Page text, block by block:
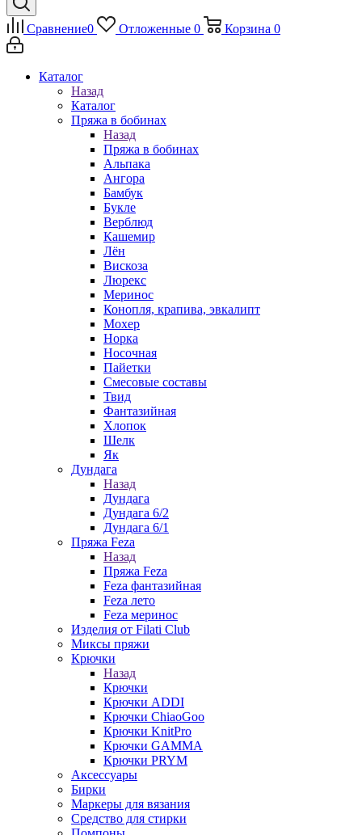
Сравнение0 Отложенные 0 Корзина 0
Каталог
Назад
Каталог
Пряжа в бобинах
Назад
Пряжа в бобинах
Альпака
Ангора
Бамбук
Букле
Верблюд
Кашемир
Лён
Вискоза
Люрекс
Меринос
Конопля, крапива, эвкалипт
Мохер
Норка
Носочная
Пайетки
Смесовые составы
Твид
Фантазийная
Хлопок
Шелк
Як
Дундага
Назад
Дундага
Дундага 6/2
Дундага 6/1
Пряжа Feza
Назад
Пряжа Feza
Feza фантазийная
Feza лето
Feza меринос
Изделия от Filati Club
Миксы пряжи
Крючки
Назад
Крючки
Крючки ADDI
Крючки ChiaoGoo
Крючки KnitPro
Крючки GAMMA
Крючки PRYM
Аксессуары
Бирки
Маркеры для вязания
Средство для стирки